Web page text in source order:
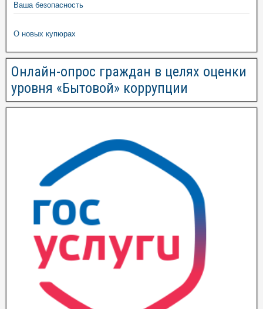
Ваша безопасность
О новых купюрах
Онлайн-опрос граждан в целях оценки
уровня «Бытовой» коррупции